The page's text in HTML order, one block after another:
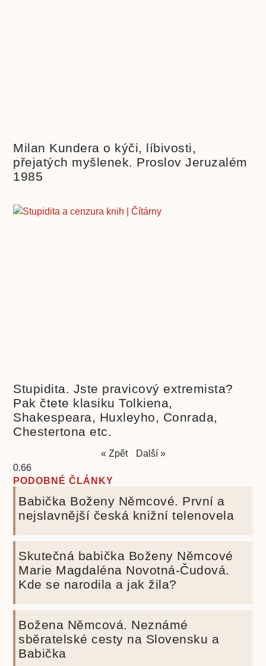
Milan Kundera o kýči, líbivosti,
přejatých myšlenek. Proslov Jeruzalém
1985
Stupidita. Jste pravicový extremista?
Pak čtete klasiku Tolkiena,
Shakespeara, Huxleyho, Conrada,
Chestertona etc.
« Zpět Další »
PODOBNÉ ČLÁNKY
Babička Boženy Němcové. První a
nejslavnější česká knižní telenovela
Skutečná babička Boženy Němcové
Marie Magdaléna Novotná-Čudová.
Kde se narodila a jak žila?
Božena Němcová. Neznámé
sběratelské cesty na Slovensku a
Babička